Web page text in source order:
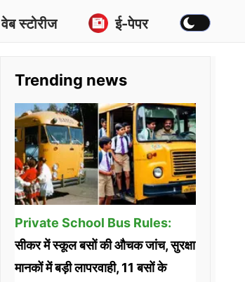
वेब स्टोरीज ई-पेपर
Trending news
Private School Bus Rules:
सीकर में स्कूल बसों की औचक जांच, सुरक्षा
मानकों में बड़ी लापरवाही, 11 बसों के